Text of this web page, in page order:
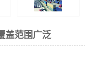
盖范围广泛